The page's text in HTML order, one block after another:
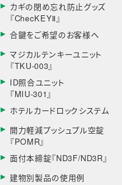
カギの閉め忘れ防止グッズ
『ChecKEYⅡ』
合鍵をご希望のお客様へ
マジカルテンキーユニット
『TKU-003』
ID照合ユニット
『MIU-301』
ホテルカードロックシステム
開力軽減プッシュプル空錠
『POMR』
面付本締錠『ND3F/ND3R』
建物別製品の使用例